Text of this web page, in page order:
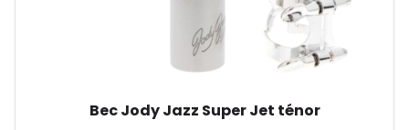
Bec Jody Jazz Super Jet ténor